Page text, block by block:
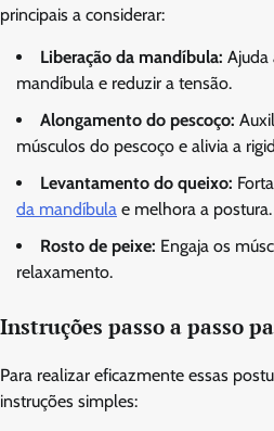
principais a considerar:
Liberação da mandíbula: Ajuda
mandíbula e reduzir a tensão.
Alongamento do pescoço:
músculos do pescoço e alivia a
Levantamento do queixo:
da mandíbula e melhora a postura.
Rosto de peixe: Engaja os
relaxamento.
Instruções passo a passo
Para realizar eficazmente essas
instruções simples: